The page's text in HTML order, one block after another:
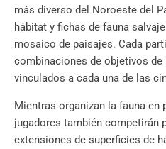
más diverso del Noroeste del
hábitat y fichas de fauna
mosaico de paisajes. Cada
combinaciones de objetivos de
vinculados a cada una de las
Mientras organizan la fauna en
jugadores también competirán
extensiones de superficies de